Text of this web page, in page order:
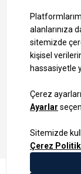
1000 TL ve Üzeri
Bilgi Toplum
KVKK Veri İşleme
Site Haritası